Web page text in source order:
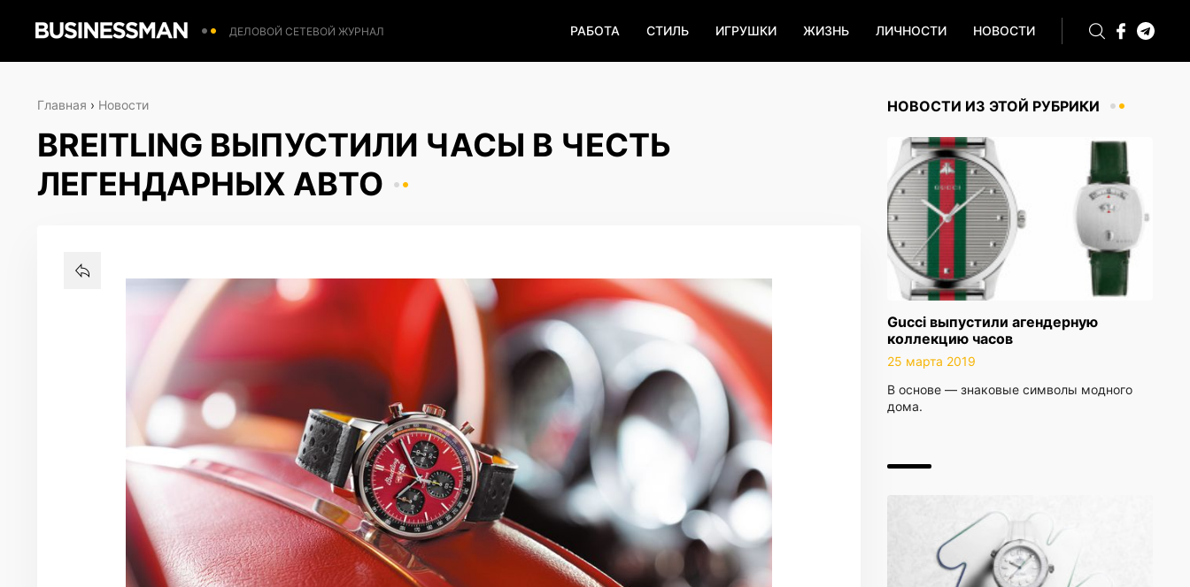
ДЕЛОВОЙ СЕТЕВОЙ ЖУРНАЛ РАБОТА СТИЛЬ ИГРУШКИ ЖИЗНЬ ЛИЧНОСТИ НОВОСТИ
НОВОСТИ ИЗ ЭТОЙ РУБРИКИ
Gucci выпустили агендерную
коллекцию часов
25 марта 2019
В основе — знаковые символы модного
дома.
Главная › Новости
BREITLING ВЫПУСТИЛИ ЧАСЫ В ЧЕСТЬ
ЛЕГЕНДАРНЫХ АВТО